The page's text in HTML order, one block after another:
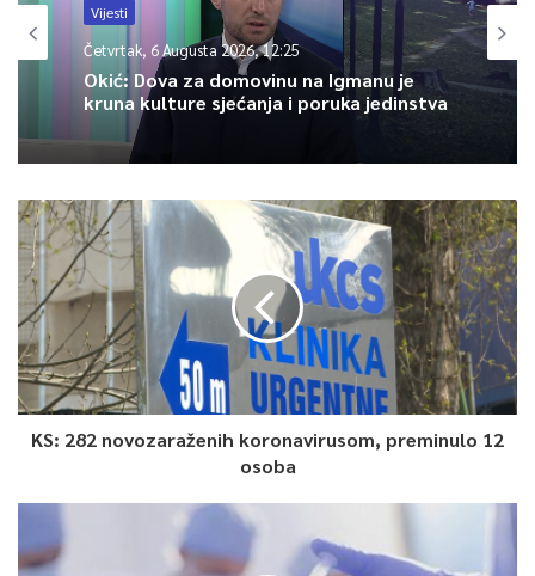
Uviđaj su obavili policijski službenici Uprave policije MUP-a KS
koji nastavljaju rad na rasvjetljavanju spomenutog krivičnog
djela, identifikaciji i pronalasku izvršilaca, navodi se u
0
Article Rating
Vijesti
Četvrtak, 6 Augusta 2026, 12:25
Okić: Dova za domovinu na Igmanu je
kruna kulture sjećanja i poruka jedinstva
KS: 282 novozaraženih koronavirusom, preminulo 12
osoba